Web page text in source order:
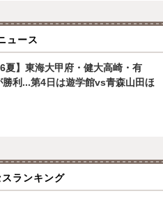
ュース
夏】東海大甲府・健大高崎・有
勝利...第4日は遊学館vs青森山田ほ
ランキング